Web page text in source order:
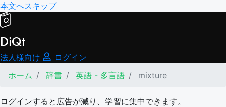
本文へスキップ
DiQt
法人様向け
ログイン
ホーム
辞書 英語 - 多言語 mixture
ログインすると広告が減り、学習に集中できます。